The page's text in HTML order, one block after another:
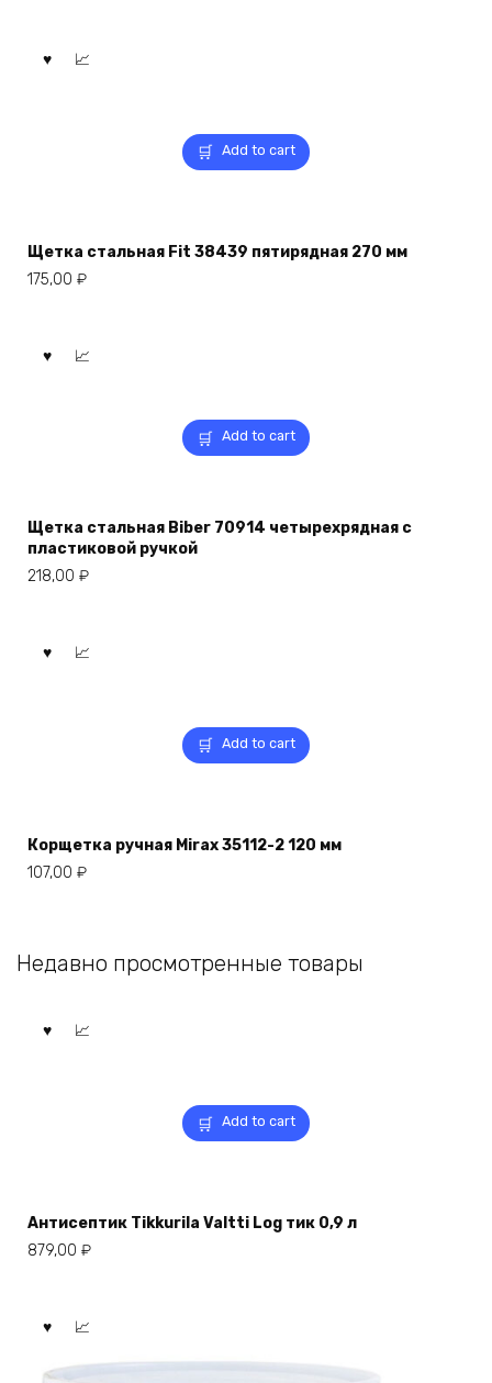
Add to cart
Щетка стальная Fit 38439 пятирядная 270 мм
175,00 ₽
Add to cart
Щетка стальная Biber 70914 четырехрядная с
пластиковой ручкой
218,00 ₽
Add to cart
Корщетка ручная Mirax 35112-2 120 мм
107,00 ₽
Недавно просмотренные товары
Add to cart
Антисептик Tikkurila Valtti Log тик 0,9 л
879,00 ₽